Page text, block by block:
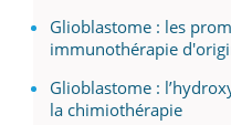
Glioblastome : les
immunothérapie
Glioblastome :
la chimiothérapie